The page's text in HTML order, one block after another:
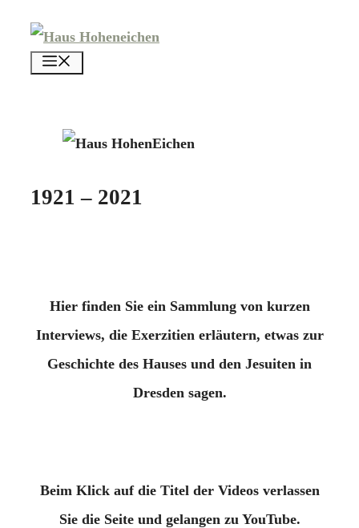
Zum
Inhalt
springen
1921 – 2021
Hier finden Sie ein Sammlung von kurzen
Interviews, die Exerzitien erläutern, etwas zur
Geschichte des Hauses und den Jesuiten in
Dresden sagen.
Beim Klick auf die Titel der Videos verlassen
Sie die Seite und gelangen zu YouTube.